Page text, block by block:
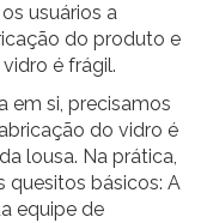
usuários a
do produto e
é frágil.
em si, precisamos
do vidro é
lousa. Na prática,
quesitos básicos: A
equipe de